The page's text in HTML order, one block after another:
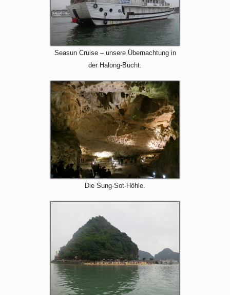
Seasun Cruise – unsere Übernachtung in
der Halong-Bucht.
Die Sung-Sot-Höhle.